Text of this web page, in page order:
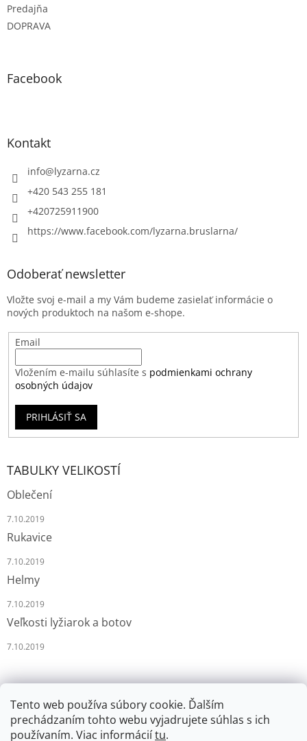
Tento web používa súbory cookie. Ďalším
prechádzaním tohto webu vyjadrujete súhlas s ich
používaním. Viac informáciítu.
Predajňa
DOPRAVA
Facebook
Kontakt
info@lyzarna.cz
+420 543 255 181
+420725911900
https://www.facebook.com/lyzarna.bruslarna/
Odoberať newsletter
Vložte svoj e-mail a my Vám budeme zasielať informácie o
nových produktoch na našom e-shope.
Email
Vložením e-mailu súhlasíte s podmienkami ochrany
osobných údajov
PRIHLÁSIŤ SA
TABULKY VELIKOSTÍ
Oblečení
7.10.2019
Rukavice
7.10.2019
Helmy
7.10.2019
Veľkosti lyžiarok a botov
7.10.2019